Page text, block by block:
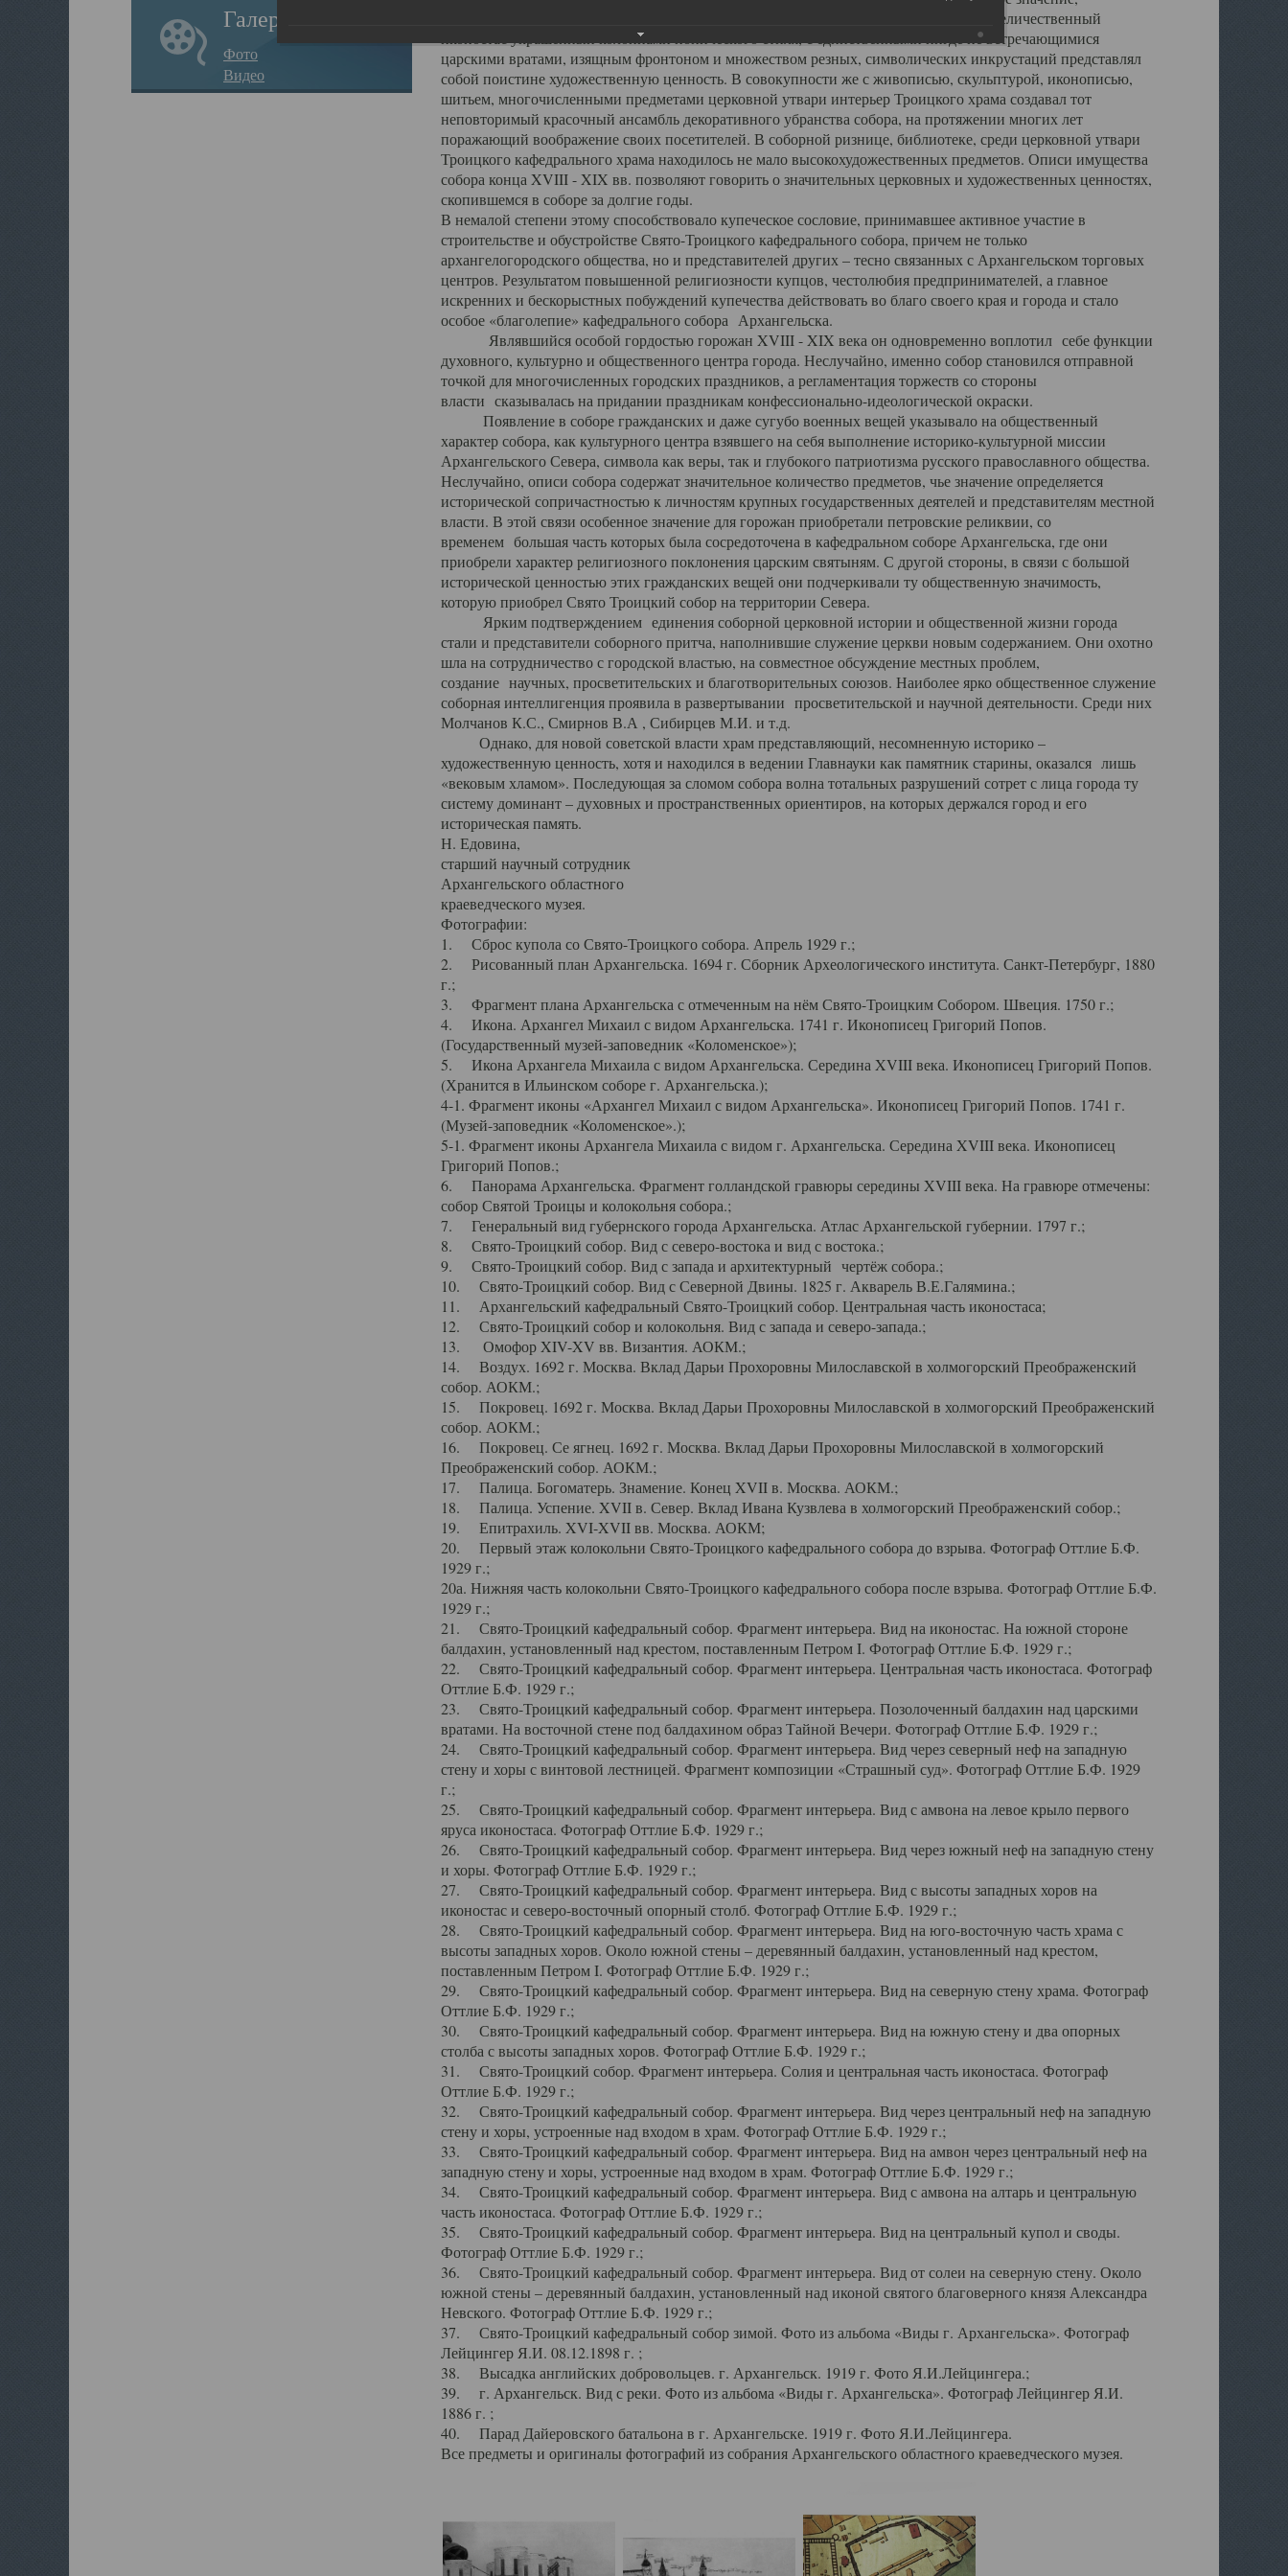
Галерея
Фото
Видео
заслуженно выделяя из многочисленных культовых построек города. Обширный и величественный
иконостас украшенный колоннами ионического стиля, с единственными нигде не встречающимися
царскими вратами, изящным фронтоном и множеством резных, символических инкрустаций представлял
собой поистине художественную ценность. В совокупности же с живописью, скульптурой, иконописью,
шитьем, многочисленными предметами церковной утвари интерьер Троицкого храма создавал тот
неповторимый красочный ансамбль декоративного убранства собора, на протяжении многих лет
поражающий воображение своих посетителей. В соборной ризнице, библиотеке, среди церковной утвари
Троицкого кафедрального храма находилось не мало высокохудожественных предметов. Описи имущества
собора конца XVIII - XIX вв. позволяют говорить о значительных церковных и художественных ценностях,
скопившемся в соборе за долгие годы.
В немалой степени этому способствовало купеческое сословие, принимавшее активное участие в
строительстве и обустройстве Свято-Троицкого кафедрального собора, причем не только
архангелогородского общества, но и представителей других – тесно связанных с Архангельском торговых
центров. Результатом повышенной религиозности купцов, честолюбия предпринимателей, а главное
искренних и бескорыстных побуждений купечества действовать во благо своего края и города и стало
особое «благолепие» кафедрального собора Архангельска.
Являвшийся особой гордостью горожан XVIII - XIX века он одновременно воплотил себе функции
духовного, культурно и общественного центра города. Неслучайно, именно собор становился отправной
точкой для многочисленных городских праздников, а регламентация торжеств со стороны
власти сказывалась на придании праздникам конфессионально-идеологической окраски.
Появление в соборе гражданских и даже сугубо военных вещей указывало на общественный
характер собора, как культурного центра взявшего на себя выполнение историко-культурной миссии
Архангельского Севера, символа как веры, так и глубокого патриотизма русского православного общества.
Неслучайно, описи собора содержат значительное количество предметов, чье значение определяется
исторической сопричастностью к личностям крупных государственных деятелей и представителям местной
власти. В этой связи особенное значение для горожан приобретали петровские реликвии, со
временем большая часть которых была сосредоточена в кафедральном соборе Архангельска, где они
приобрели характер религиозного поклонения царским святыням. С другой стороны, в связи с большой
исторической ценностью этих гражданских вещей они подчеркивали ту общественную значимость,
которую приобрел Свято Троицкий собор на территории Севера.
Ярким подтверждением единения соборной церковной истории и общественной жизни города
стали и представители соборного притча, наполнившие служение церкви новым содержанием. Они охотно
шла на сотрудничество с городской властью, на совместное обсуждение местных проблем,
создание научных, просветительских и благотворительных союзов. Наиболее ярко общественное служение
соборная интеллигенция проявила в развертывании просветительской и научной деятельности. Среди них
Молчанов К.С., Смирнов В.А , Сибирцев М.И. и т.д.
Однако, для новой советской власти храм представляющий, несомненную историко –
художественную ценность, хотя и находился в ведении Главнауки как памятник старины, оказался лишь
«вековым хламом». Последующая за сломом собора волна тотальных разрушений сотрет с лица города ту
систему доминант – духовных и пространственных ориентиров, на которых держался город и его
историческая память.
Н. Едовина,
старший научный сотрудник
Архангельского областного
краеведческого музея.
Фотографии:
1. Сброс купола со Свято-Троицкого собора. Апрель 1929 г.;
2. Рисованный план Архангельска. 1694 г. Сборник Археологического института. Санкт-Петербург, 1880
г.;
3. Фрагмент плана Архангельска с отмеченным на нём Свято-Троицким Собором. Швеция. 1750 г.;
4. Икона. Архангел Михаил с видом Архангельска. 1741 г. Иконописец Григорий Попов.
(Государственный музей-заповедник «Коломенское»);
5. Икона Архангела Михаила с видом Архангельска. Середина XVIII века. Иконописец Григорий Попов.
(Хранится в Ильинском соборе г. Архангельска.);
4-1. Фрагмент иконы «Архангел Михаил с видом Архангельска». Иконописец Григорий Попов. 1741 г.
(Музей-заповедник «Коломенское».);
5-1. Фрагмент иконы Архангела Михаила с видом г. Архангельска. Середина XVIII века. Иконописец
Григорий Попов.;
6. Панорама Архангельска. Фрагмент голландской гравюры середины XVIII века. На гравюре отмечены:
собор Святой Троицы и колокольня собора.;
7. Генеральный вид губернского города Архангельска. Атлас Архангельской губернии. 1797 г.;
8. Свято-Троицкий собор. Вид с северо-востока и вид с востока.;
9. Свято-Троицкий собор. Вид с запада и архитектурный чертёж собора.;
10. Свято-Троицкий собор. Вид с Северной Двины. 1825 г. Акварель В.Е.Галямина.;
11. Архангельский кафедральный Свято-Троицкий собор. Центральная часть иконостаса;
12. Свято-Троицкий собор и колокольня. Вид с запада и северо-запада.;
13. Омофор XIV-XV вв. Византия. АОКМ.;
14. Воздух. 1692 г. Москва. Вклад Дарьи Прохоровны Милославской в холмогорский Преображенский
собор. АОКМ.;
15. Покровец. 1692 г. Москва. Вклад Дарьи Прохоровны Милославской в холмогорский Преображенский
собор. АОКМ.;
16. Покровец. Се ягнец. 1692 г. Москва. Вклад Дарьи Прохоровны Милославской в холмогорский
Преображенский собор. АОКМ.;
17. Палица. Богоматерь. Знамение. Конец XVII в. Москва. АОКМ.;
18. Палица. Успение. XVII в. Север. Вклад Ивана Кузвлева в холмогорский Преображенский собор.;
19. Епитрахиль. XVI-XVII вв. Москва. АОКМ;
20. Первый этаж колокольни Свято-Троицкого кафедрального собора до взрыва. Фотограф Оттлие Б.Ф.
1929 г.;
20а. Нижняя часть колокольни Свято-Троицкого кафедрального собора после взрыва. Фотограф Оттлие Б.Ф.
1929 г.;
21. Свято-Троицкий кафедральный собор. Фрагмент интерьера. Вид на иконостас. На южной стороне
балдахин, установленный над крестом, поставленным Петром I. Фотограф Оттлие Б.Ф. 1929 г.;
22. Свято-Троицкий кафедральный собор. Фрагмент интерьера. Центральная часть иконостаса. Фотограф
Оттлие Б.Ф. 1929 г.;
23. Свято-Троицкий кафедральный собор. Фрагмент интерьера. Позолоченный балдахин над царскими
вратами. На восточной стене под балдахином образ Тайной Вечери. Фотограф Оттлие Б.Ф. 1929 г.;
24. Свято-Троицкий кафедральный собор. Фрагмент интерьера. Вид через северный неф на западную
стену и хоры с винтовой лестницей. Фрагмент композиции «Страшный суд». Фотограф Оттлие Б.Ф. 1929
г.;
25. Свято-Троицкий кафедральный собор. Фрагмент интерьера. Вид с амвона на левое крыло первого
яруса иконостаса. Фотограф Оттлие Б.Ф. 1929 г.;
26. Свято-Троицкий кафедральный собор. Фрагмент интерьера. Вид через южный неф на западную стену
и хоры. Фотограф Оттлие Б.Ф. 1929 г.;
27. Свято-Троицкий кафедральный собор. Фрагмент интерьера. Вид с высоты западных хоров на
иконостас и северо-восточный опорный столб. Фотограф Оттлие Б.Ф. 1929 г.;
28. Свято-Троицкий кафедральный собор. Фрагмент интерьера. Вид на юго-восточную часть храма с
высоты западных хоров. Около южной стены – деревянный балдахин, установленный над крестом,
поставленным Петром I. Фотограф Оттлие Б.Ф. 1929 г.;
29. Свято-Троицкий кафедральный собор. Фрагмент интерьера. Вид на северную стену храма. Фотограф
Оттлие Б.Ф. 1929 г.;
30. Свято-Троицкий кафедральный собор. Фрагмент интерьера. Вид на южную стену и два опорных
столба с высоты западных хоров. Фотограф Оттлие Б.Ф. 1929 г.;
31. Свято-Троицкий собор. Фрагмент интерьера. Солия и центральная часть иконостаса. Фотограф
Оттлие Б.Ф. 1929 г.;
32. Свято-Троицкий кафедральный собор. Фрагмент интерьера. Вид через центральный неф на западную
стену и хоры, устроенные над входом в храм. Фотограф Оттлие Б.Ф. 1929 г.;
33. Свято-Троицкий кафедральный собор. Фрагмент интерьера. Вид на амвон через центральный неф на
западную стену и хоры, устроенные над входом в храм. Фотограф Оттлие Б.Ф. 1929 г.;
34. Свято-Троицкий кафедральный собор. Фрагмент интерьера. Вид с амвона на алтарь и центральную
часть иконостаса. Фотограф Оттлие Б.Ф. 1929 г.;
35. Свято-Троицкий кафедральный собор. Фрагмент интерьера. Вид на центральный купол и своды.
Фотограф Оттлие Б.Ф. 1929 г.;
36. Свято-Троицкий кафедральный собор. Фрагмент интерьера. Вид от солеи на северную стену. Около
южной стены – деревянный балдахин, установленный над иконой святого благоверного князя Александра
Невского. Фотограф Оттлие Б.Ф. 1929 г.;
37. Свято-Троицкий кафедральный собор зимой. Фото из альбома «Виды г. Архангельска». Фотограф
Лейцингер Я.И. 08.12.1898 г. ;
38. Высадка английских добровольцев. г. Архангельск. 1919 г. Фото Я.И.Лейцингера.;
39. г. Архангельск. Вид с реки. Фото из альбома «Виды г. Архангельска». Фотограф Лейцингер Я.И.
1886 г. ;
40. Парад Дайеровского батальона в г. Архангельске. 1919 г. Фото Я.И.Лейцингера.
Все предметы и оригиналы фотографий из собрания Архангельского областного краеведческого музея.